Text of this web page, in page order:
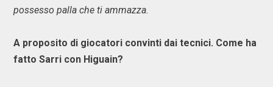
possesso palla che ti ammazza.
A proposito di giocatori convinti dai tecnici. Come ha
fatto Sarri con Higuain?